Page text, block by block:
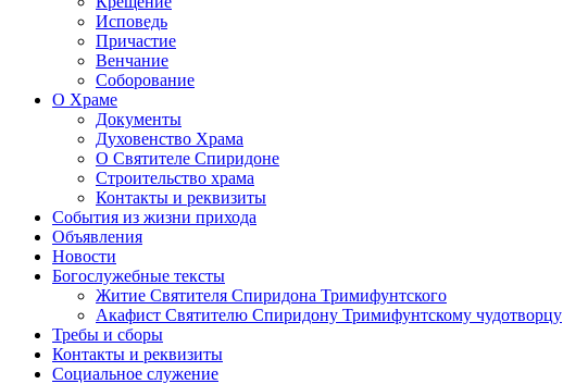
Исповедь
Причастие
Венчание
Соборование
О Храме
Документы
Духовенство Храма
О Святителе Спиридоне
Строительство храма
Контакты и реквизиты
События из жизни прихода
Объявления
Новости
Богослужебные тексты
Житие Cвятителя Спиридона Тримифунтского
Акафист Cвятителю Спиридону Тримифунтскому чудотворцу
Требы и сборы
Контакты и реквизиты
Социальное служение